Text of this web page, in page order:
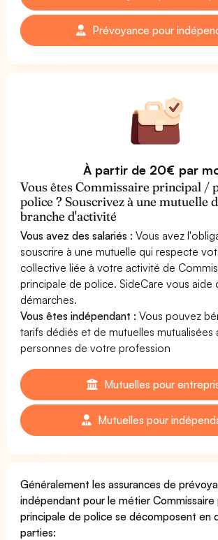
Prévoyance pour
À partir de 20€ par
Vous êtes Commissaire principal /
police ? Souscrivez à une mutuelle
branche d'activité
Vous avez des salariés : Vous avez
souscrire à une mutuelle qui respecte
collective liée à votre activité de
principale de police. SideCare vous aide
démarches.
Vous êtes indépendant : Vous pouvez
tarifs dédiés et de mutuelles mutualisées
personnes de votre profession
Mutuelles pour
Mutuelles pour
Généralement les assurances de
indépendant pour le métier Commissaire
principale de police se décomposent en
parties: